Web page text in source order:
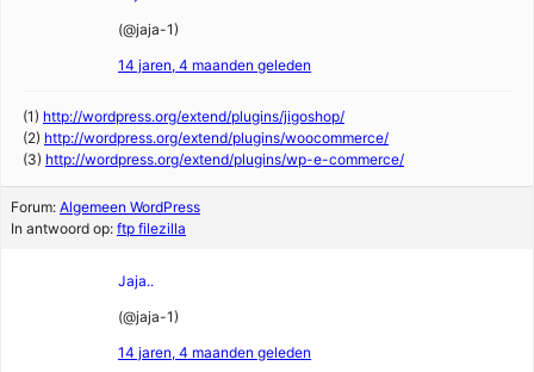
(@jaja-1)
14 jaren, 4 maanden geleden
(1) http://wordpress.org/extend/plugins/jigoshop/
(2) http://wordpress.org/extend/plugins/woocommerce/
(3) http://wordpress.org/extend/plugins/wp-e-commerce/
Forum: Algemeen WordPress
In antwoord op: ftp filezilla
Jaja..
(@jaja-1)
14 jaren, 4 maanden geleden